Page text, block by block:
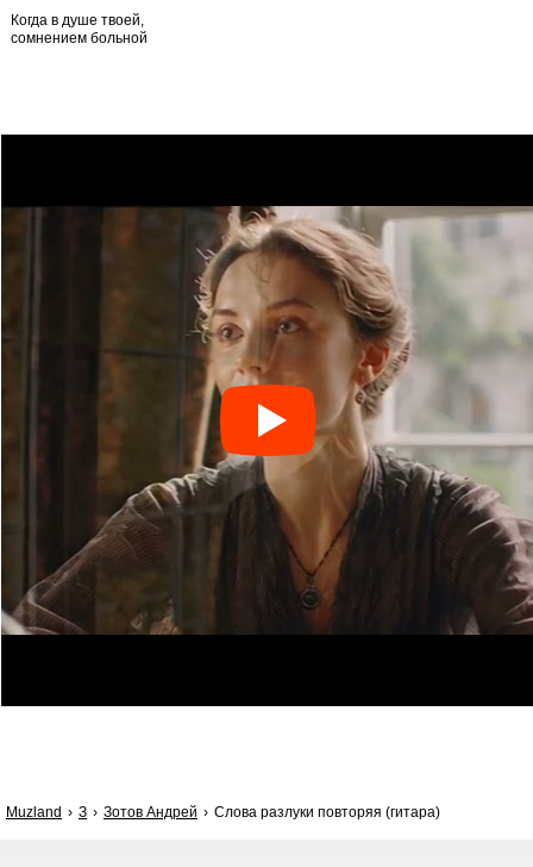
Когда в душе твоей,
сомнением больной
Muzland З Зотов Андрей Слова разлуки повторяя (гитара)